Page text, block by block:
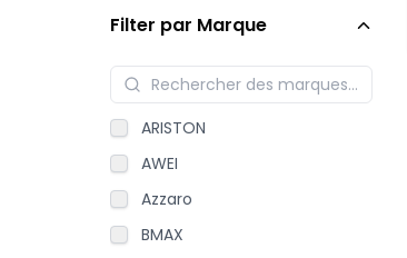
Filter par Marque
ARISTON
AWEI
Azzaro
BMAX